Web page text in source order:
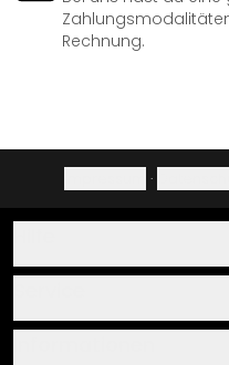
Rechnung.
·
Über uns